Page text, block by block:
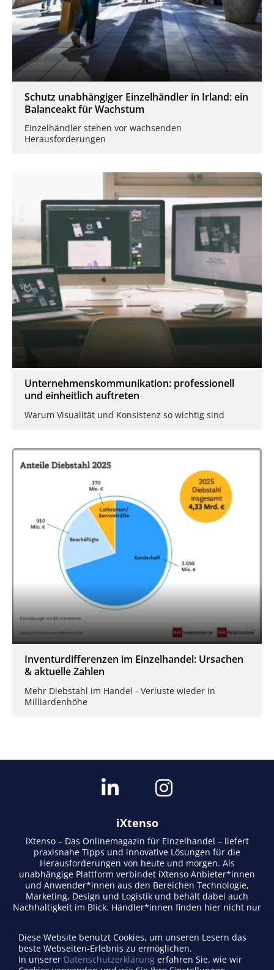
Schutz unabhängiger Einzelhändler in Irland: ein
Balanceakt für Wachstum
Einzelhändler stehen vor wachsenden
Herausforderungen
Unternehmenskommunikation: professionell
und einheitlich auftreten
Warum Visualität und Konsistenz so wichtig sind
Inventurdifferenzen im Einzelhandel: Ursachen
& aktuelle Zahlen
Mehr Diebstahl im Handel - Verluste wieder in
Milliardenhöhe
iXtenso
iXtenso – Das Onlinemagazin für Einzelhandel – liefert
praxisnahe Tipps und innovative Lösungen für die
Herausforderungen von heute und morgen. Als
unabhängige Plattform verbindet iXtenso Anbieter*innen
und Anwender*innen aus den Bereichen Technologie,
Marketing, Design und Logistik und behält dabei auch
Nachhaltigkeit im Blick. Händler*innen finden hier nicht nur
lebendigen Schreibstil und relevantem Content fördert das
Magazin den Austausch innerhalb der Retail-Community.
Ob digitale Trends oder praktische Alltagstipps – iXtenso
Diese Website benutzt Cookies, um unseren Lesern das
beste Webseiten-Erlebnis zu ermöglichen.
In unserer Datenschutzerklärung erfahren Sie, wie wir